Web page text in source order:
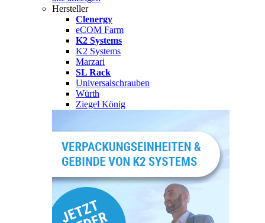
Hersteller
Clenergy
eCOM Farm
K2 Systems
K2 Systems
Marzari
SL Rack
Universalschrauben
Würth
Ziegel König